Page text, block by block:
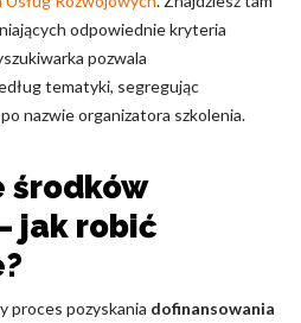
odpowiednie kryteria
pozwala
tematyki, segregując
nazwie organizatora szkolenia.
środków
jak robić
proces pozyskania dofinansowania